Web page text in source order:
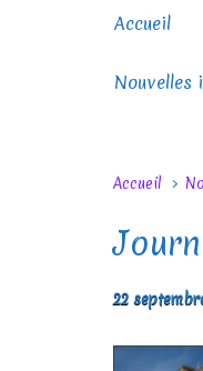
Accueil
Nouvelles
Accueil
22